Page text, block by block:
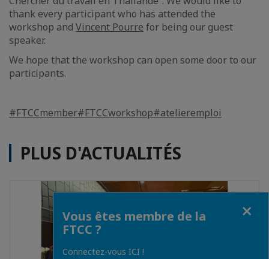
thank every participant who has attended the
workshop and Vincent Pourre for being our guest
speaker.
We hope that the workshop can open some door to our
participants.
#FTCCmember#FTCCworkshop#atelieremploi
PLUS D'ACTUALITÉS
Vous êtes membre de la
FTCC ?
Connectez-vous ICI !